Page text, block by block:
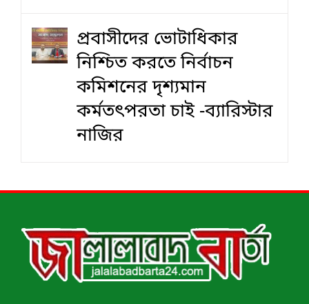
প্রবাসীদের ভোটাধিকার
নিশ্চিত করতে নির্বাচন
কমিশনের দৃশ‍্যমান
কর্মতৎপরতা চাই -ব্যারিস্টার
নাজির